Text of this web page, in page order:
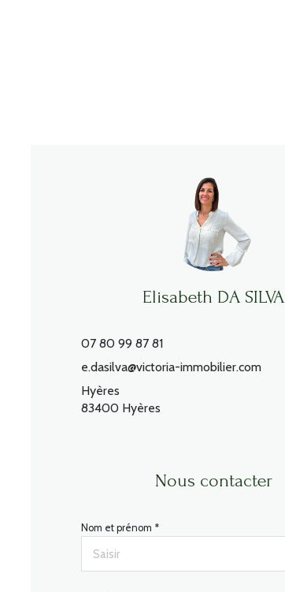
Elisabeth DA SILVA
07 80 99 87 81
e.dasilva@victoria-immobilier.com
Hyères
83400 Hyères
Nous contacter
Nom et prénom *